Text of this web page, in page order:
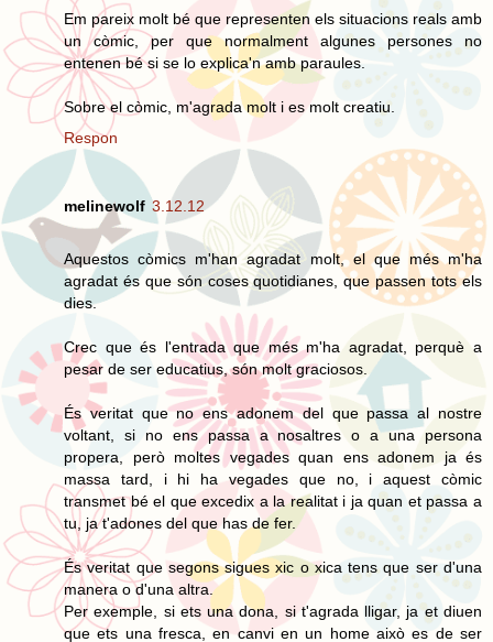
Em pareix molt bé que representen els situacions reals amb
un còmic, per que normalment algunes persones no
entenen bé si se lo explica'n amb paraules.
Sobre el còmic, m'agrada molt i es molt creatiu.
Respon
melinewolf 3.12.12
Aquestos còmics m'han agradat molt, el que més m'ha
agradat és que són coses quotidianes, que passen tots els
dies.
Crec que és l'entrada que més m'ha agradat, perquè a
pesar de ser educatius, són molt graciosos.
És veritat que no ens adonem del que passa al nostre
voltant, si no ens passa a nosaltres o a una persona
propera, però moltes vegades quan ens adonem ja és
massa tard, i hi ha vegades que no, i aquest còmic
transmet bé el que excedix a la realitat i ja quan et passa a
tu, ja t'adones del que has de fer.
És veritat que segons sigues xic o xica tens que ser d'una
manera o d'una altra.
Per exemple, si ets una dona, si t'agrada lligar, ja et diuen
que ets una fresca, en canvi en un home això es de ser